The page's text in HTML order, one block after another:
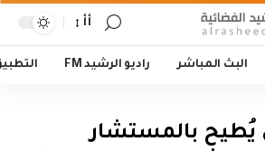
أأ
البث المباشر راديو الرشيد FM
يُطيح بالمستشار